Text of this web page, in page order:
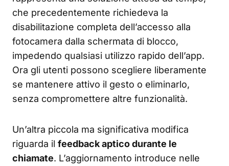
che precedentemente richiedeva la
disabilitazione completa dell’accesso alla
fotocamera dalla schermata di blocco,
impedendo qualsiasi utilizzo rapido dell’app.
Ora gli utenti possono scegliere liberamente
se mantenere attivo il gesto o eliminarlo,
senza compromettere altre funzionalità.
Un’altra piccola ma significativa modifica
riguarda il feedback aptico durante le
chiamate. L’aggiornamento introduce nelle